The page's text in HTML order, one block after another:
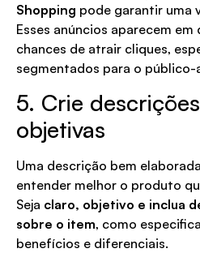
Shopping pode garantir uma
Esses anúncios aparecem
chances de atrair cliques,
segmentados para o público-
5. Crie
objetivas
Uma descrição bem
entender melhor o produto
Seja claro, objetivo e inclua
sobre o item, como
benefícios e diferenciais.